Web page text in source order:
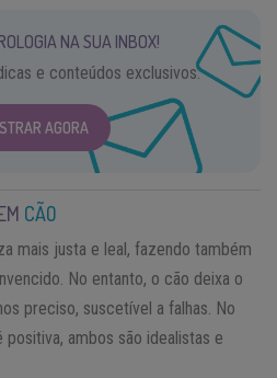
NA SUA INBOX!
e conteúdos exclusivos.
AGORA
CÃO
mais justa e leal, fazendo também
No entanto, o cão deixa o
preciso, suscetível a falhas. No
ambos são idealistas e